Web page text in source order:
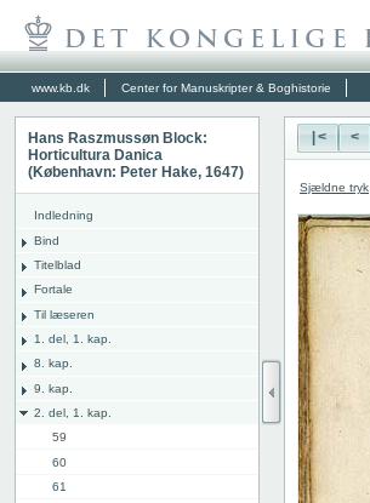
www.kb.dk Center for Manuskripter & Boghistorie
Hans Raszmussøn Block:
Horticultura Danica
(København: Peter Hake, 1647)
Indledning
Bind
Titelblad
Fortale
Til læseren
1. del, 1. kap.
8. kap.
9. kap.
2. del, 1. kap.
59
60
61
|< <
Sjældne tryk